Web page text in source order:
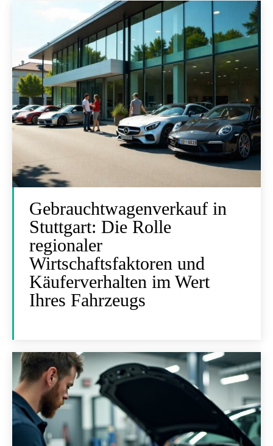
Gebrauchtwagenverkauf in
Stuttgart: Die Rolle
regionaler
Wirtschaftsfaktoren und
Käuferverhalten im Wert
Ihres Fahrzeugs